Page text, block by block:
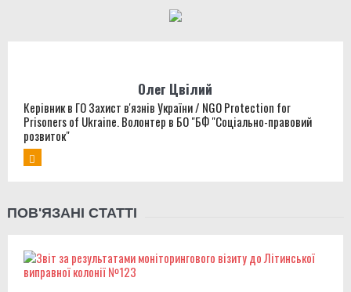
Олег Цвілий
Керівник в ГО Захист в'язнів України / NGO Protection for
Prisoners of Ukraine. Волонтер в БО "БФ "Соціально-правовий
розвиток"
ПОВ'ЯЗАНІ СТАТТІ